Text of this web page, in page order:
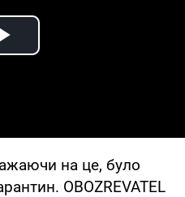
Play Video
на це, було
OBOZREVATEL